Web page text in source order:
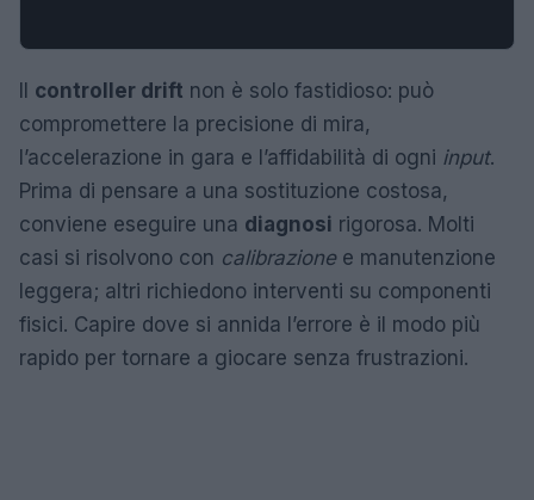
controller drift non è solo fastidioso: può
compromettere la precisione di mira,
l’accelerazione in gara e l’affidabilità di ogni input.
Prima di pensare a una sostituzione costosa,
conviene eseguire una diagnosi rigorosa. Molti
casi si risolvono con calibrazionee manutenzione
leggera; altri richiedono interventi su componenti
fisici. Capire dove si annida l’errore è il modo più
rapido per tornare a giocare senza frustrazioni.